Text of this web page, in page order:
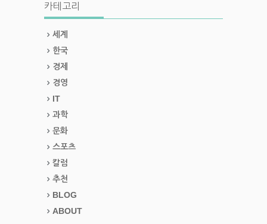
카테고리
세계
한국
경제
경영
IT
과학
문화
스포츠
칼럼
추천
BLOG
ABOUT